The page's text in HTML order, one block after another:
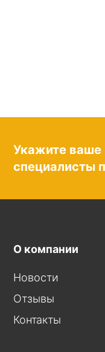
Укажите ваше
специалисты
О компании
Новости
Отзывы
Контакты